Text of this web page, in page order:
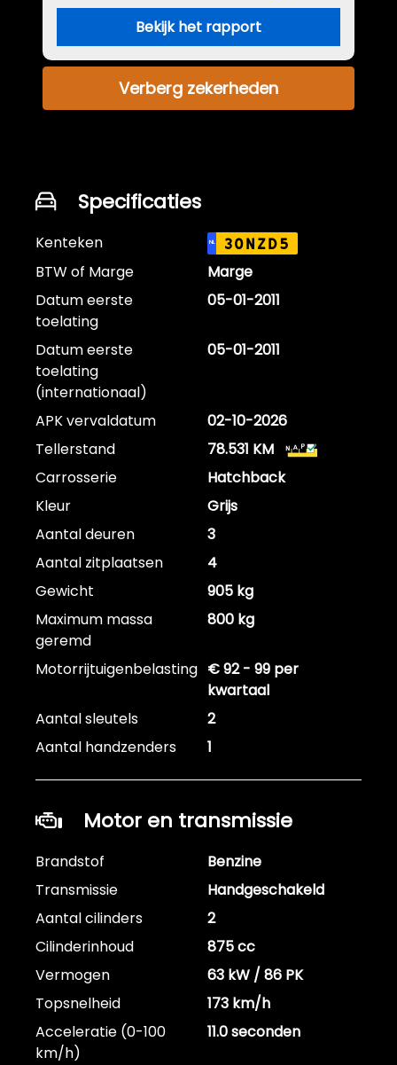
Bekijk het rapport
Verberg zekerheden
Specificaties
Kenteken NL 30NZD5
BTW of Marge
Marge
Datum eerste
toelating
05-01-2011
Datum eerste
toelating
(internationaal)
05-01-2011
APK vervaldatum
02-10-2026
Tellerstand
78.531 KM
Carrosserie
Hatchback
Kleur
Grijs
Aantal deuren
3
Aantal zitplaatsen
4
Gewicht
905 kg
Maximum massa
geremd
800 kg
Motorrijtuigenbelasting € 92 - 99 per
kwartaal
Aantal sleutels
2
Aantal handzenders
1
Motor en transmissie
Brandstof
Benzine
Transmissie
Handgeschakeld
Aantal cilinders
2
Cilinderinhoud
875 cc
Vermogen
63 kW / 86 PK
Topsnelheid
173 km/h
Acceleratie (0-100
km/h)
11.0 seconden